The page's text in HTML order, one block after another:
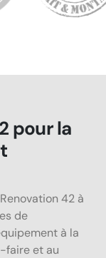
pour la
42 à
de
à la
faire et au